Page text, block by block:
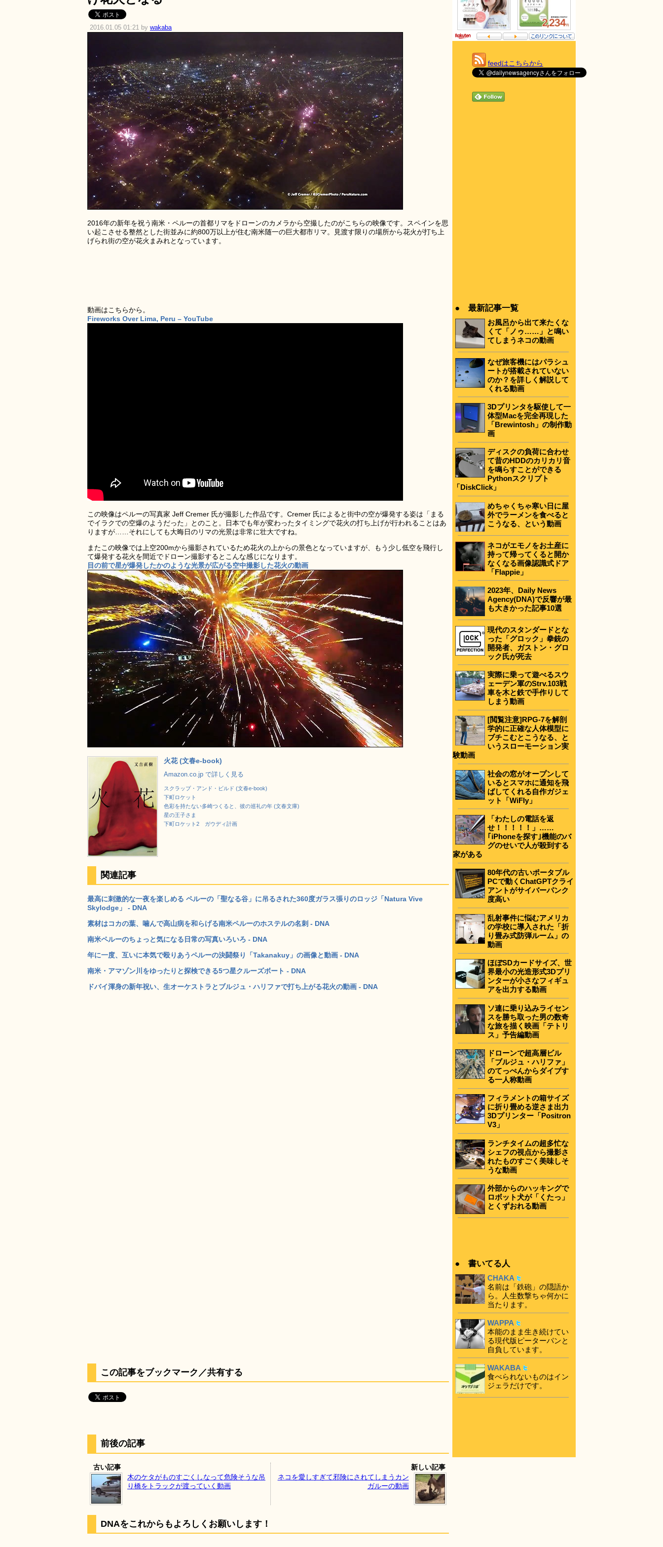
2016.01.05 01:21 by wakaba
2016年の新年を祝う南米・ペルーの首都リマをドローンのカメラから空撮したのがこちらの映像です。スペインを思
い起こさせる整然とした街並みに約800万以上が住む南米随一の巨大都市リマ。見渡す限りの場所から花火が打ち上
げられ街の空が花火まみれとなっています。
動画はこちらから。
Fireworks Over Lima, Peru – YouTube
この映像はペルーの写真家 Jeff Cremer 氏が撮影した作品です。Cremer 氏によると街中の空が爆発する姿は「まる
でイラクでの空爆のようだった」とのこと。日本でも年が変わったタイミングで花火の打ち上げが行われることはあ
りますが……それにしても大晦日のリマの光景は非常に壮大ですね。
またこの映像では上空200mから撮影されているため花火の上からの景色となっていますが、もう少し低空を飛行し
て爆発する花火を間近でドローン撮影するとこんな感じになります。
目の前で星が爆発したかのような光景が広がる空中撮影した花火の動画
火花 (文春e-book)
Amazon.co.jp で詳しく見る
スクラップ・アンド・ビルド (文春e-book)
下町ロケット
色彩を持たない多崎つくると、彼の巡礼の年 (文春文庫)
星の王子さま
下町ロケット2 ガウディ計画
関連記事
最高に刺激的な一夜を楽しめる ペルーの「聖なる谷」に吊るされた360度ガラス張りのロッジ「Natura Vive
Skylodge」 - DNA
素材はコカの葉、噛んで高山病を和らげる南米ペルーのホステルの名刺 - DNA
南米ペルーのちょっと気になる日常の写真いろいろ - DNA
年に一度、互いに本気で殴りあうペルーの決闘祭り「Takanakuy」の画像と動画 - DNA
南米・アマゾン川をゆったりと探検できる5つ星クルーズボート - DNA
ドバイ渾身の新年祝い、生オーケストラとブルジュ・ハリファで打ち上がる花火の動画 - DNA
この記事をブックマーク／共有する
前後の記事
古い記事
木のケタがものすごくしなって危険そうな吊
り橋をトラックが渡っていく動画
新しい記事
ネコを愛しすぎて邪険にされてしまうカン
ガルーの動画
DNAをこれからもよろしくお願いします！
feedはこちらから
● 最新記事一覧
お風呂から出て来たくな
くて「ノゥ……」と鳴い
てしまうネコの動画
なぜ旅客機にはパラシュ
ートが搭載されていない
のか？を詳しく解説して
くれる動画
3Dプリンタを駆使して一
体型Macを完全再現した
「Brewintosh」の制作動
画
ディスクの負荷に合わせ
て昔のHDDのカリカリ音
を鳴らすことができる
Pythonスクリプト
「DiskClick」
めちゃくちゃ寒い日に屋
外でラーメンを食べると
こうなる、という動画
ネコがエモノをお土産に
持って帰ってくると開か
なくなる画像認識式ドア
「Flappie」
2023年、Daily News
Agency(DNA)で反響が最
も大きかった記事10選
現代のスタンダードとな
った「グロック」拳銃の
開発者、ガストン・グロ
ック氏が死去
実際に乗って遊べるスウ
ェーデン軍のStrv.103戦
車を木と鉄で手作りして
しまう動画
[閲覧注意]RPG-7を解剖
学的に正確な人体模型に
ブチこむとこうなる、と
いうスローモーション実
験動画
社会の窓がオープンして
いるとスマホに通知を飛
ばしてくれる自作ガジェ
ット「WiFly」
「わたしの電話を返
せ！！！！！」……
｢iPhoneを探す｣機能のバ
グのせいで人が殺到する
家がある
80年代の古いポータブル
PCで動くChatGPTクライ
アントがサイバーパンク
度高い
乱射事件に悩むアメリカ
の学校に導入された「折
り畳み式防弾ルーム」の
動画
ほぼSDカードサイズ、世
界最小の光造形式3Dプリ
ンターが小さなフィギュ
アを出力する動画
ソ連に乗り込みライセン
スを勝ち取った男の数奇
な旅を描く映画「テトリ
ス」予告編動画
ドローンで超高層ビル
「ブルジュ・ハリファ」
のてっぺんからダイブす
る一人称動画
フィラメントの箱サイズ
に折り畳める逆さま出力
3Dプリンター「Positron
V3」
ランチタイムの超多忙な
シェフの視点から撮影さ
れたものすごく美味しそ
うな動画
外部からのハッキングで
ロボット犬が「くたっ」
とくずおれる動画
● 書いてる人
CHAKA
名前は「鉄砲」の隠語か
ら。人生数撃ちゃ何かに
当たります。
WAPPA
本能のまま生き続けてい
る現代版ピーターパンと
自負しています。
WAKABA
食べられないものはイン
ジェラだけです。